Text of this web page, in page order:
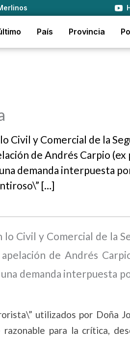
País Provincia
Civil y Comercial de la
de Andrés Carpio
demanda interpuesta
[…]
Civil y Comercial de la
de Andrés
demanda interpuesta
utilizados por Doña
para la crítica,